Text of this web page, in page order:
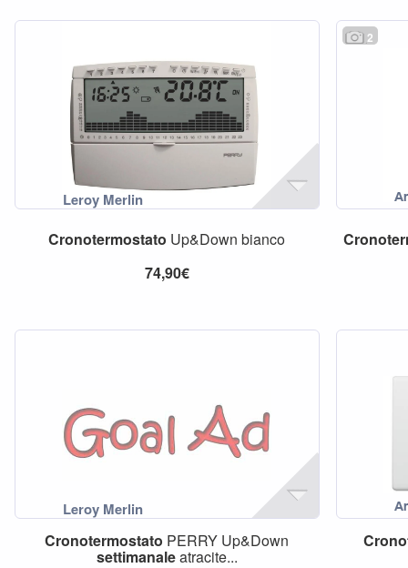
Cronotermostato Up&Down bianco
74,90€
2
Cronotermostato PERRY Up&Down
settimanaleatracite...